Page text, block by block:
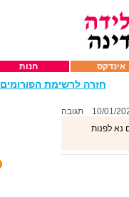
חנות אינדקס
חזרה לרשימת הפורומים
תגובה
נא לפנות